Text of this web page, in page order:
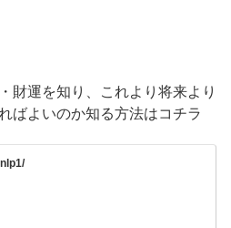
財運を知り、これより将来より
ばよいのか知る方法はコチラ